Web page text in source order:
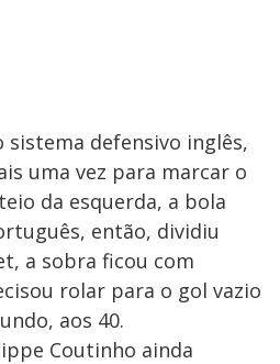
sistema defensivo inglês,
uma vez para marcar o
da esquerda, a bola
então, dividiu
a sobra ficou com
rolar para o gol vazio
aos 40.
Coutinho ainda